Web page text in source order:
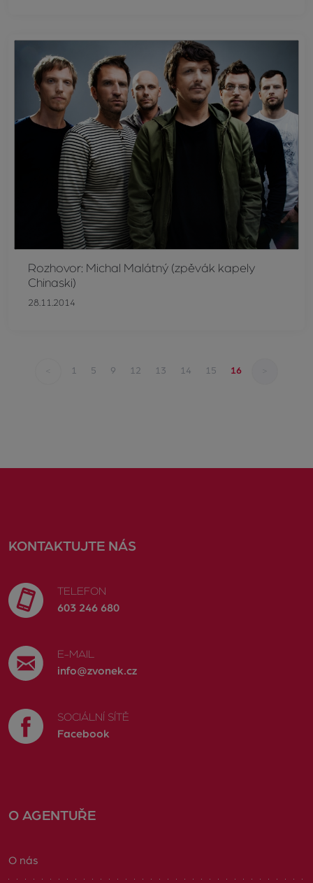
Rozhovor: Michal Malátný (zpěvák kapely
Chinaski)
28.11.2014
< 1 5 9 12 13 14 15 16
KONTAKTUJTE NÁS
TELEFON
603 246 680
E-MAIL
info@zvonek.cz
SOCIÁLNÍ SÍTĚ
Facebook
O AGENTUŘE
O nás